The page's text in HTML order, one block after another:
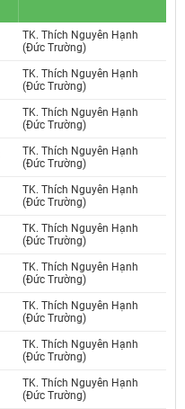
TK. Thích Nguyên Hạnh
(Đức Trường)
TK. Thích Nguyên Hạnh
(Đức Trường)
TK. Thích Nguyên Hạnh
(Đức Trường)
TK. Thích Nguyên Hạnh
(Đức Trường)
TK. Thích Nguyên Hạnh
(Đức Trường)
TK. Thích Nguyên Hạnh
(Đức Trường)
TK. Thích Nguyên Hạnh
(Đức Trường)
TK. Thích Nguyên Hạnh
(Đức Trường)
TK. Thích Nguyên Hạnh
(Đức Trường)
TK. Thích Nguyên Hạnh
(Đức Trường)